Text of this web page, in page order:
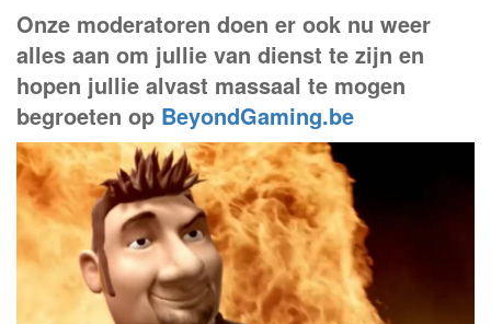
Onze moderatoren doen er ook nu weer
alles aan om jullie van dienst te zijn en
hopen jullie alvast massaal te mogen
begroeten op BeyondGaming.be